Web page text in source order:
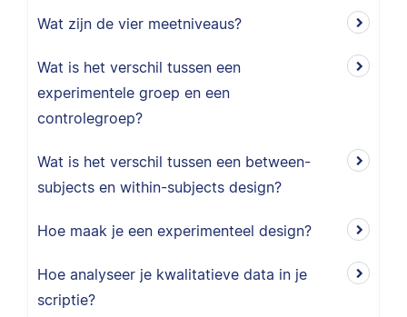
Wat zijn de vier meetniveaus?
Wat is het verschil tussen een
experimentele groep en een
controlegroep?
Wat is het verschil tussen een between-
subjects en within-subjects design?
Hoe maak je een experimenteel design?
Hoe analyseer je kwalitatieve data in je
scriptie?